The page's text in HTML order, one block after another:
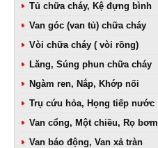
Tủ chữa cháy, Kệ đựng bình
Van góc (van tủ) chữa cháy
Vòi chữa cháy ( vòi rồng)
Lăng, Súng phun chữa cháy
Ngàm ren, Nắp, Khớp nối
Trụ cứu hỏa, Họng tiếp nước
Van cổng, Một chiều, Rọ bơm
Van báo động, Van xả tràn